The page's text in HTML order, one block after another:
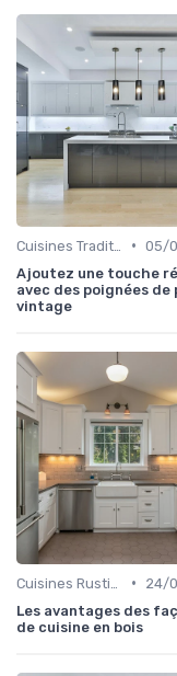
• 05/
Ajoutez une touche
avec des poignées de
vintage
•
24/
Les avantages des
de cuisine en bois